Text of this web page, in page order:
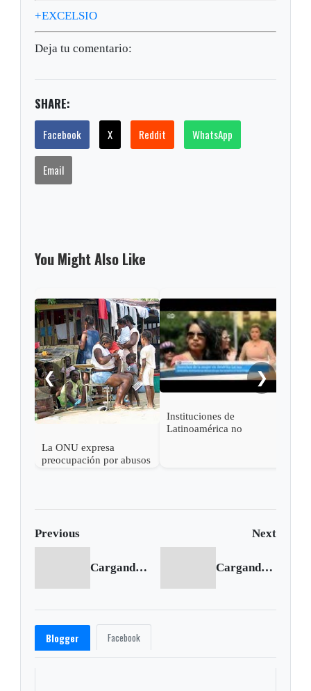
+EXCELSIO
Deja tu comentario:
SHARE:
Facebook X Reddit WhatsApp
Email
You Might Also Like
❮
La ONU expresa
preocupación por abusos
Instituciones de
Latinoamérica no
❯
Previous Next
Cargando anterior... Cargando siguiente...
Blogger Facebook